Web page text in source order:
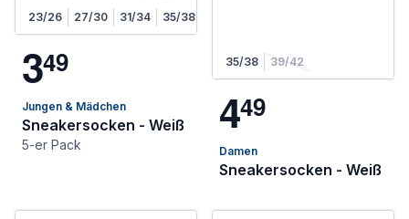
23/26 27/30 31/34 35/38
349
Jungen & Mädchen
Sneakersocken - Weiß
5-er Pack
35/38 39/42
449
Damen
Sneakersocken - Weiß